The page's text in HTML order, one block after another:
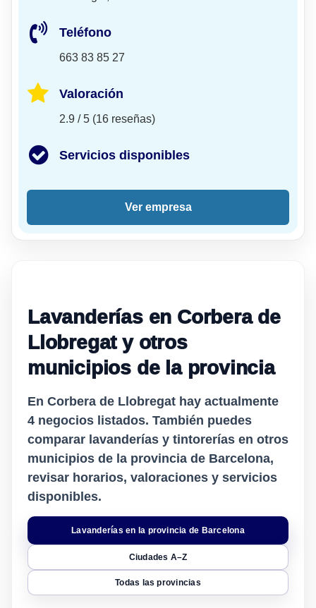
Teléfono
663 83 85 27
Valoración
2.9 / 5 (16 reseñas)
Servicios disponibles
Ver empresa
Lavanderías en Corbera de
Llobregat y otros
municipios de la provincia
En Corbera de Llobregat hay actualmente
4 negocios listados. También puedes
comparar lavanderías y tintorerías en otros
municipios de la provincia de Barcelona,
revisar horarios, valoraciones y servicios
disponibles.
Lavanderías en la provincia de Barcelona
Ciudades A–Z
Todas las provincias